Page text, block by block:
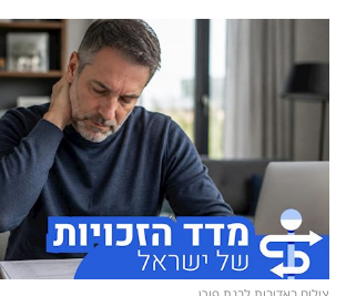
נדל"ן
דיגיטל
ופרסום
משפט